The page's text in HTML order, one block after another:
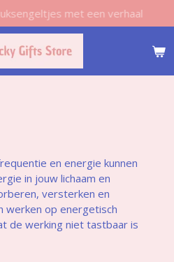
met een verhaal
en energie kunnen
in jouw lichaam en
versterken en
werken op energetisch
de werking niet tastbaar is